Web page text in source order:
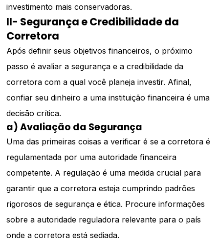
investimento mais conservadoras.
II- Segurança e Credibilidade da
Corretora
Após definir seus objetivos financeiros, o próximo
passo é avaliar a segurança e a credibilidade da
corretora com a qual você planeja investir. Afinal,
confiar seu dinheiro a uma instituição financeira é uma
decisão crítica.
a) Avaliação da Segurança
Uma das primeiras coisas a verificar é se a corretora é
regulamentada por uma autoridade financeira
competente. A regulação é uma medida crucial para
garantir que a corretora esteja cumprindo padrões
rigorosos de segurança e ética. Procure informações
sobre a autoridade reguladora relevante para o país
onde a corretora está sediada.